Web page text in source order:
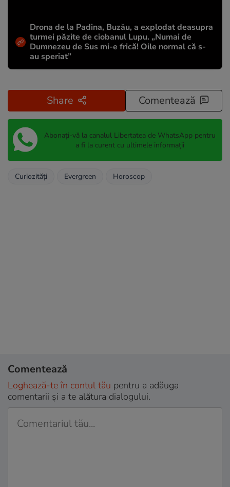
Drona de la Padina, Buzău, a explodat deasupra
turmei păzite de ciobanul Lupu. „Numai de
Dumnezeu de Sus mi-e frică! Oile normal că s-
au speriat”
Share Comentează
Abonați-vă la canalul Libertatea de WhatsApp pentru
a fi la curent cu ultimele informații
Curiozități Evergreen Horoscop
Comentează
Loghează-te în contul tău pentru a adăuga
comentarii și a te alătura dialogului.